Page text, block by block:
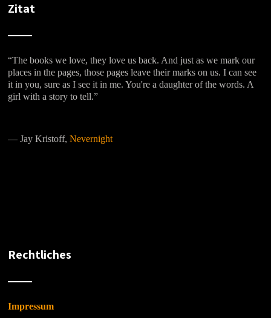
Zitat
“The books we love, they love us back. And just as we mark our
places in the pages, those pages leave their marks on us. I can see
it in you, sure as I see it in me. You're a daughter of the words. A
girl with a story to tell.”
―Jay Kristoff,Nevernight
Rechtliches
Impressum